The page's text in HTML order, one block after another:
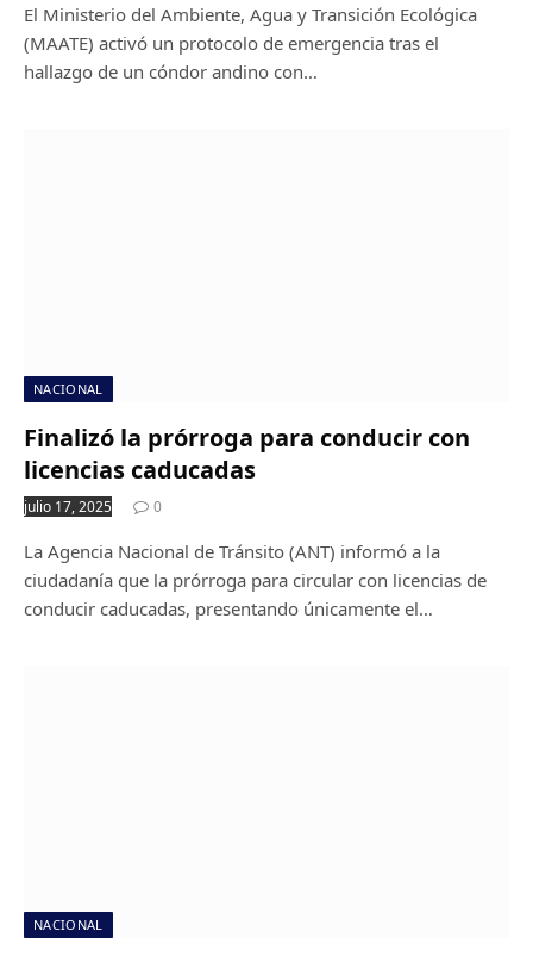
El Ministerio del Ambiente, Agua y Transición Ecológica
(MAATE) activó un protocolo de emergencia tras el
hallazgo de un cóndor andino con…
NACIONAL
Finalizó la prórroga para conducir con
licencias caducadas
julio 17, 2025 0
La Agencia Nacional de Tránsito (ANT) informó a la
ciudadanía que la prórroga para circular con licencias de
conducir caducadas, presentando únicamente el…
NACIONAL